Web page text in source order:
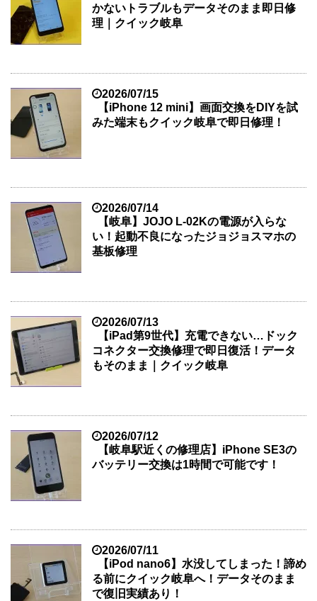
かないトラブルもデータそのまま即日修
理｜クイック岐阜
2026/07/15
【iPhone 12 mini】画面交換をDIYを試
みた端末もクイック岐阜で即日修理！
2026/07/14
【岐阜】JOJO L-02Kの電源が入らな
い！起動不良になったジョジョスマホの
基板修理
2026/07/13
【iPad第9世代】充電できない…ドック
コネクター交換修理で即日復活！データ
もそのまま｜クイック岐阜
2026/07/12
【岐阜駅近くの修理店】iPhone SE3の
バッテリー交換は1時間で可能です！
2026/07/11
【iPod nano6】水没してしまった！諦め
る前にクイック岐阜へ！データそのまま
で復旧実績あり！